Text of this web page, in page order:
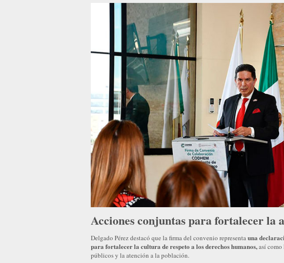
Acciones conjuntas para fortalecer la
Delgado Pérez destacó que la firma del convenio representauna
para fortalecer la cultura de respeto a los derechos humanos,así
públicos y la atención a la población.